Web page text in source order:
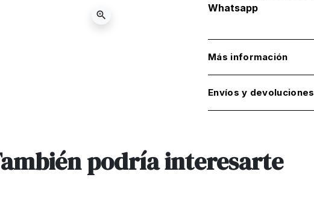
zoom_in
Whatsapp
Más información
Envíos y devoluciones
podría interesarte